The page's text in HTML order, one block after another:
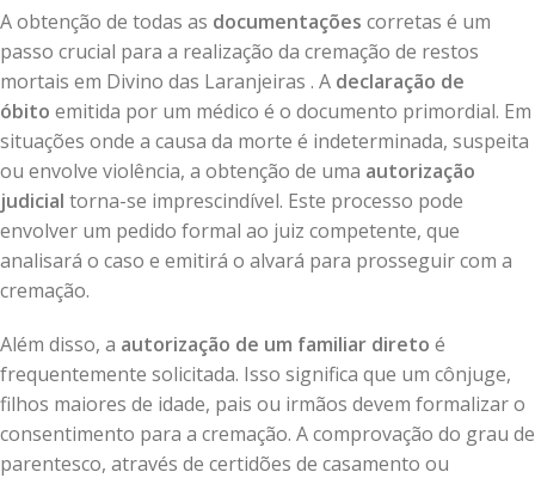
A obtenção de todas as documentações corretas é um
passo crucial para a realização da cremação de restos
mortais em Divino das Laranjeiras . A declaração de
óbito emitida por um médico é o documento primordial. Em
situações onde a causa da morte é indeterminada, suspeita
ou envolve violência, a obtenção de uma autorização
judicial torna-se imprescindível. Este processo pode
envolver um pedido formal ao juiz competente, que
analisará o caso e emitirá o alvará para prosseguir com a
cremação.
Além disso, a autorização de um familiar direto é
frequentemente solicitada. Isso significa que um cônjuge,
filhos maiores de idade, pais ou irmãos devem formalizar o
consentimento para a cremação. A comprovação do grau de
parentesco, através de certidões de casamento ou